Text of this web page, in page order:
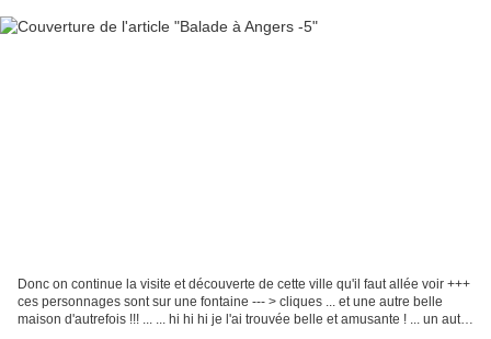
Donc on continue la visite et découverte de cette ville qu'il faut allée voir +++
ces personnages sont sur une fontaine --- > cliques ... et une autre belle
maison d'autrefois !!! ... ... hi hi hi je l'ai trouvée belle et amusante ! ... un autre